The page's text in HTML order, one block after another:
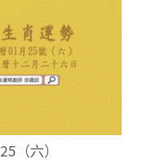
（六）